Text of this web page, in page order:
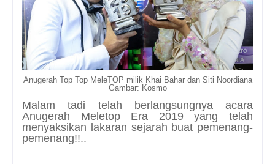
Anugerah Top Top MeleTOP milik Khai Bahar dan Siti Noordiana
Gambar: Kosmo
Malam tadi telah berlangsungnya acara
Anugerah Meletop Era 2019 yang telah
menyaksikan lakaran sejarah buat pemenang-
pemenang!!..